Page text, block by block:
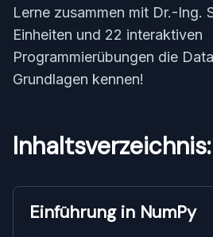
Lerne zusammen mit Dr.-Ing.
Einheiten und 22 interaktiven
Programmierübungen die
Grundlagen kennen!
Inhaltsverzeichnis:
Einführung in NumPy